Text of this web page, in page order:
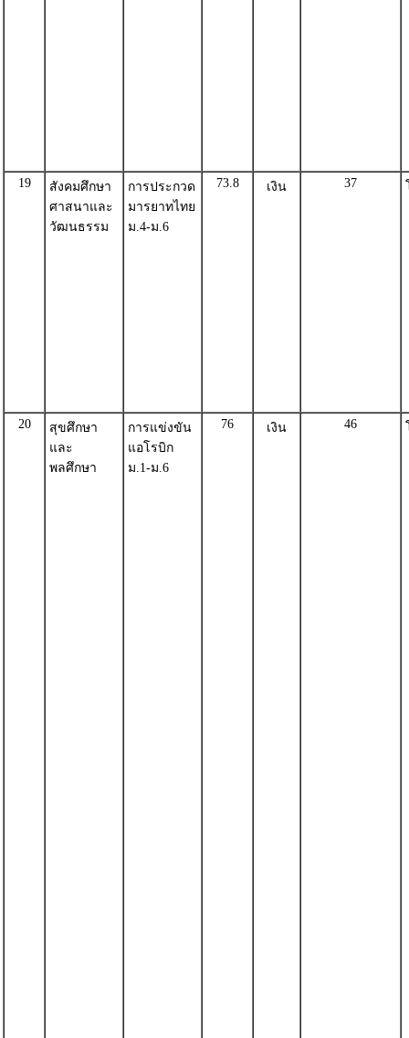
19
สังคมศึกษา
ศาสนาและ
วัฒนธรรม
การประกวด
มารยาทไทย
ม.4-ม.6
73.8 เงิน 37
20
สุขศึกษา
และ
พลศึกษา
การแข่งขัน
แอโรบิก
ม.1-ม.6
76 เงิน 46